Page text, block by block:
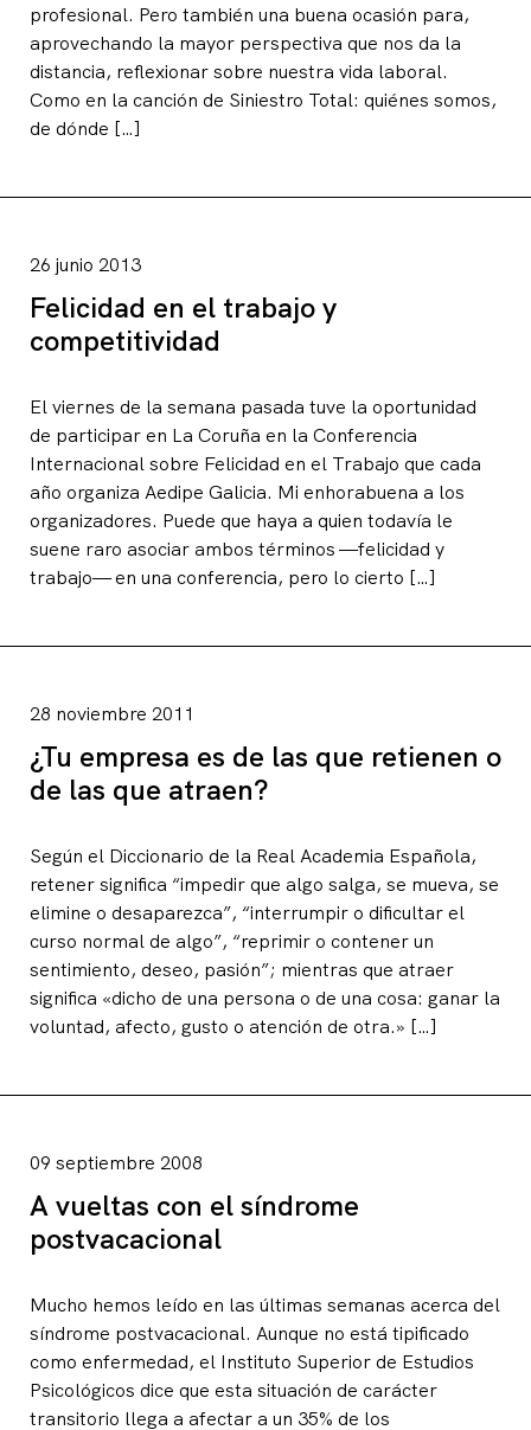
profesional. Pero también una buena ocasión para,
aprovechando la mayor perspectiva que nos da la
distancia, reflexionar sobre nuestra vida laboral.
Como en la canción de Siniestro Total: quiénes somos,
de dónde […]
26 junio 2013
Felicidad en el trabajo y
competitividad
El viernes de la semana pasada tuve la oportunidad
de participar en La Coruña en la Conferencia
Internacional sobre Felicidad en el Trabajo que cada
año organiza Aedipe Galicia. Mi enhorabuena a los
organizadores. Puede que haya a quien todavía le
suene raro asociar ambos términos —felicidad y
trabajo— en una conferencia, pero lo cierto […]
28 noviembre 2011
¿Tu empresa es de las que retienen o
de las que atraen?
Según el Diccionario de la Real Academia Española,
retener significa “impedir que algo salga, se mueva, se
elimine o desaparezca”, “interrumpir o dificultar el
curso normal de algo”, “reprimir o contener un
sentimiento, deseo, pasión”; mientras que atraer
significa «dicho de una persona o de una cosa: ganar la
voluntad, afecto, gusto o atención de otra.» […]
09 septiembre 2008
A vueltas con el síndrome
postvacacional
Mucho hemos leído en las últimas semanas acerca del
síndrome postvacacional. Aunque no está tipificado
como enfermedad, el Instituto Superior de Estudios
Psicológicos dice que esta situación de carácter
transitorio llega a afectar a un 35% de los